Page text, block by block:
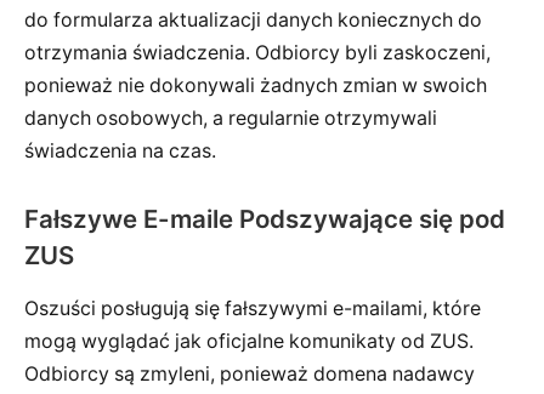
do formularza aktualizacji danych koniecznych do
otrzymania świadczenia. Odbiorcy byli zaskoczeni,
ponieważ nie dokonywali żadnych zmian w swoich
danych osobowych, a regularnie otrzymywali
świadczenia na czas.
Fałszywe E-maile Podszywające się pod
ZUS
Oszuści posługują się fałszywymi e-mailami, które
mogą wyglądać jak oficjalne komunikaty od ZUS.
Odbiorcy są zmyleni, ponieważ domena nadawcy